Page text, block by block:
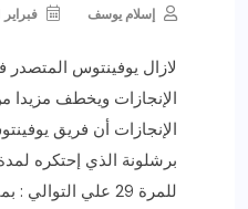
إسلام يوسف فبراير 21, 2017
لازال يوفينتوس
الإنجازات ويخطف مزيدا
الإنجازات أن فريق
للمرة 29 علي